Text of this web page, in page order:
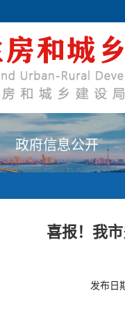
政府信息公开
喜报！我
发布日